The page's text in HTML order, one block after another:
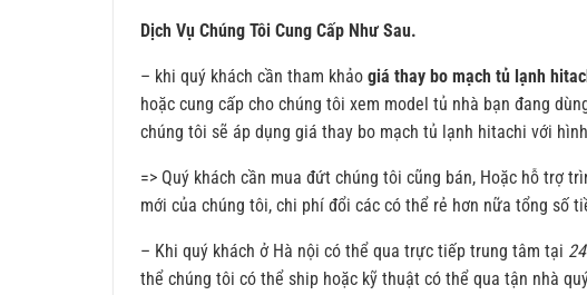
Dịch Vụ Chúng Tôi Cung Cấp Như Sau.
– khi quý khách cần tham khảo giá thay bo mạch tủ lạnh
hoặc cung cấp cho chúng tôi xem model tủ nhà bạn đang
chúng tôi sẽ áp dụng giá thay bo mạch tủ lạnh hitachi với
=> Quý khách cần mua đứt chúng tôi cũng bán, Hoặc hỗ trợ
mới của chúng tôi, chi phí đổi các có thể rẻ hơn nữa tổng số
– Khi quý khách ở Hà nội có thể qua trực tiếp trung tâm tại
thể chúng tôi có thể ship hoặc kỹ thuật có thể qua tận nhà